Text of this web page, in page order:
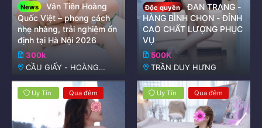
News
Vân Tiên Hoàng
Quốc Việt – phong cách
nhẹ nhàng, trải nghiệm ổn
định tại Hà Nội 2026
300k
CẦU GIẤY - HOÀNG
Độc quyền
ĐAN TRANG -
HÀNG BÌNH CHỌN - ĐỈNH
CAO CHẤT LƯỢNG PHỤC
VỤ
500K
TRẦN DUY HƯNG
Uy Tín Qua đêm Uy Tín Qua đêm